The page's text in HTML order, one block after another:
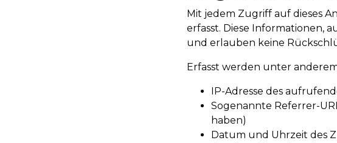
Mit jedem Zugriff auf dieses
erfasst. Diese Informationen,
und erlauben keine
Erfasst werden unter
IP-Adresse des
Sogenannte Referrer-
haben)
Datum und Uhrzeit des